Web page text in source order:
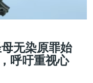
无染原罪始
呼吁重视心